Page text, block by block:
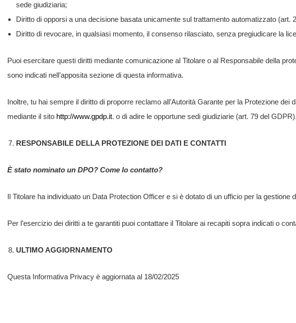
sede giudiziaria;
Diritto di opporsi a una decisione basata unicamente sul trattamento automatizzato (art.
Diritto di revocare, in qualsiasi momento, il consenso rilasciato, senza pregiudicare la
Puoi esercitare questi diritti mediante comunicazione al Titolare o al Responsabile della
sono indicati nell’apposita sezione di questa informativa.
Inoltre, tu hai sempre il diritto di proporre reclamo all’Autorità Garante per la Protezione dei
mediante il sito http://www.gpdp.it. o di adire le opportune sedi giudiziarie (art. 79 del GDPR).
RESPONSABILE DELLA PROTEZIONE DEI DATI E CONTATTI
È stato nominato un DPO? Come lo contatto?
Il Titolare ha individuato un Data Protection Officer e si è dotato di un ufficio per la gestione
Per l’esercizio dei diritti a te garantiti puoi contattare il Titolare ai recapiti sopra indicati o
ULTIMO AGGIORNAMENTO
Questa Informativa Privacy è aggiornata al 18/02/2025